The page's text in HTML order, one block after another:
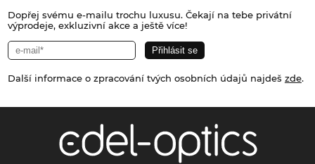
Dopřej svému e-mailu trochu luxusu. Čekají na tebe privátní
výprodeje, exkluzivní akce a ještě více!
Další informace o zpracování tvých osobních údajů najdeš zde.